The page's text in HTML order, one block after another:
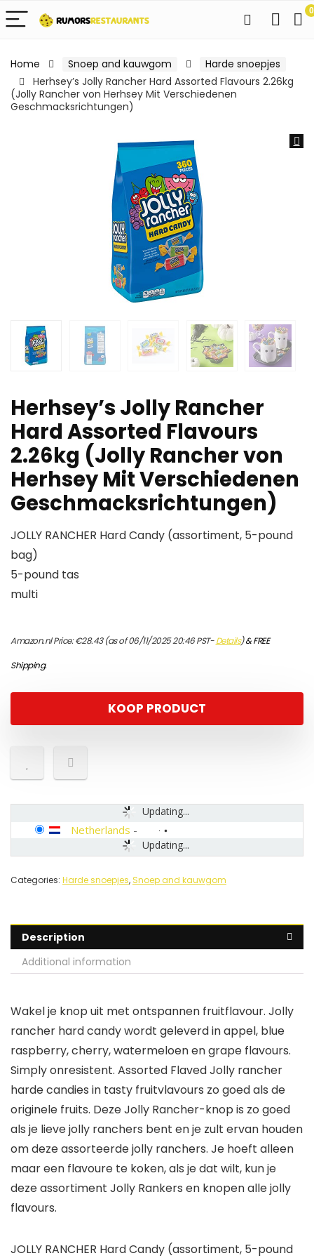
0
Home Snoep and kauwgom
Harde snoepjes
Herhsey’s Jolly Rancher Hard Assorted Flavours 2.26kg
(Jolly Rancher von Herhsey Mit Verschiedenen
Geschmacksrichtungen)
Herhsey’s Jolly Rancher
Hard Assorted Flavours
2.26kg (Jolly Rancher von
Herhsey Mit Verschiedenen
Geschmacksrichtungen)
JOLLY RANCHER Hard Candy (assortiment, 5-pound
bag)
5-pound tas
multi
Amazon.nl Price:€28.43(as of 06/11/2025 20:46 PST-Details)&FREE
Shipping.
KOOP PRODUCT
Updating...
Updating...
Netherlands -
Categories: Harde snoepjes, Snoep and kauwgom
Description
Additional information
Wakel je knop uit met ontspannen fruitflavour. Jolly
rancher hard candy wordt geleverd in appel, blue
raspberry, cherry, watermeloen en grape flavours.
Simply onresistent. Assorted Flaved Jolly rancher
harde candies in tasty fruitvlavours zo goed als de
originele fruits. Deze Jolly Rancher-knop is zo goed
als je lieve jolly ranchers bent en je zult ervan houden
om deze assorteerde jolly ranchers. Je hoeft alleen
maar een flavoure te koken, als je dat wilt, kun je
deze assortiment Jolly Rankers en knopen alle jolly
flavours.
JOLLY RANCHER Hard Candy (assortiment, 5-pound